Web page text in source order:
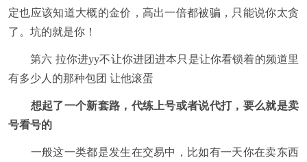
定也应该知道大概的金价，高出一倍都被骗，只能说你太贪
了。坑的就是你！
第六 拉你进yy不让你进团进本只是让你看锁着的频道里
有多少人的那种包团 让他滚蛋
想起了一个新套路，代练上号或者说代打，要么就是卖
号看号的
一般这一类都是发生在交易中，比如有一天你在卖东西